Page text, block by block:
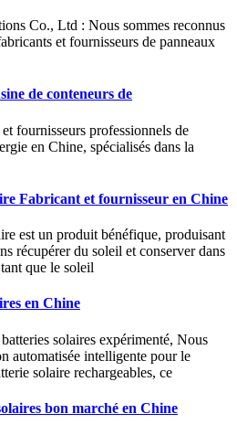
Co., Ltd : Nous sommes reconnus
et fournisseurs de panneaux
de conteneurs de
fournisseurs professionnels de
en Chine, spécialisés dans la
Fabricant et fournisseur en Chine
est un produit bénéfique, produisant
récupérer du soleil et conserver dans
que le soleil
en Chine
solaires expérimenté, Nous
automatisée intelligente pour le
solaire rechargeables, ce
bon marché en Chine